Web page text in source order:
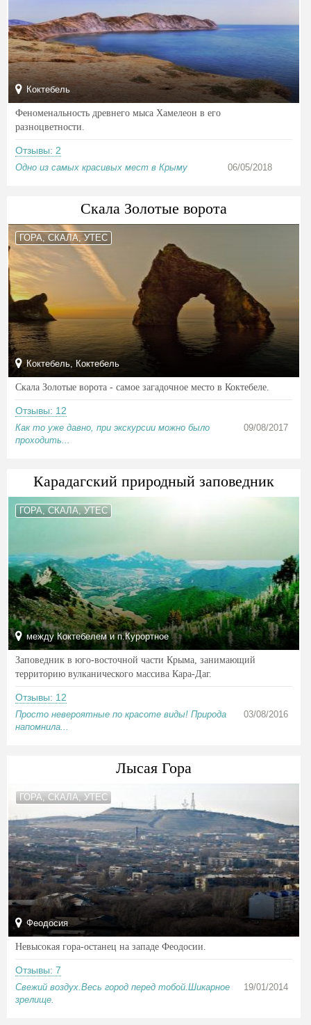
Коктебель
Феноменальность древнего мыса Хамелеон в его
разноцветности.
Отзывы: 2
Одно из самых красивых мест в Крыму 06/05/2018
Скала Золотые ворота
ГОРА, СКАЛА, УТЕС
Коктебель, Коктебель
Скала Золотые ворота - самое загадочное место в Коктебеле.
Отзывы: 12
Как то уже давно, при экскурсии можно было
проходить...
09/08/2017
Карадагский природный заповедник
ГОРА, СКАЛА, УТЕС
между Коктебелем и п.Курортное
Заповедник в юго-восточной части Крыма, занимающий
территорию вулканического массива Кара-Даг.
Отзывы: 12
Просто невероятные по красоте виды! Природа
напомнила...
03/08/2016
Лысая Гора
ГОРА, СКАЛА, УТЕС
Феодосия
Невысокая гора-останец на западе Феодосии.
Отзывы: 7
Свежий воздух.Весь город перед тобой.Шикарное
зрелище.
19/01/2014